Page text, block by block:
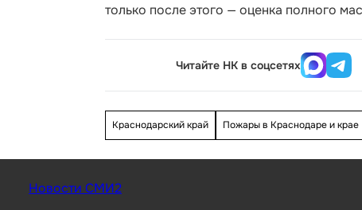
только после этого — оценка полного
Читайте НК в соцсетях
Краснодарский край Пожары в Краснодаре и крае
Новости СМИ2